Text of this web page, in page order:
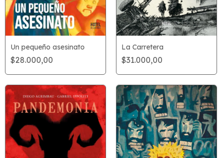
Un pequeño asesinato
$28.000,00
La Carretera
$31.000,00